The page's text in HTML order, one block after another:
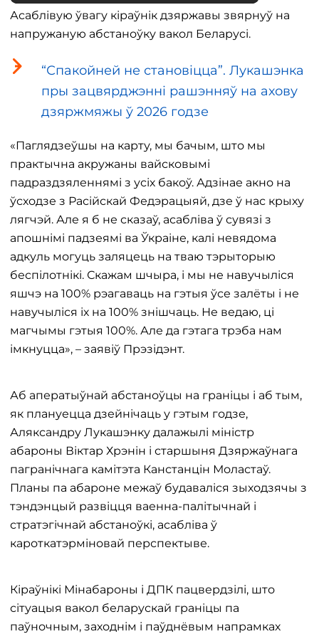
Асаблівую ўвагу кіраўнік дзяржавы звярнуў на
напружаную абстаноўку вакол Беларусі.
“Спакойней не становіцца”. Лукашэнка
пры зацвярджэнні рашэнняў на ахову
дзяржмяжы ў 2026 годзе
«Паглядзеўшы на карту, мы бачым, што мы
практычна акружаны вайсковымі
падраздзяленнямі з усіх бакоў. Адзінае акно на
ўсходзе з Расійскай Федэрацыяй, дзе ў нас крыху
лягчэй. Але я б не сказаў, асабліва ў сувязі з
апошнімі падзеямі ва Ўкраіне, калі невядома
адкуль могуць заляцець на тваю тэрыторыю
беспілотнікі. Скажам шчыра, і мы не навучыліся
яшчэ на 100% рэагаваць на гэтыя ўсе залёты і не
навучыліся іх на 100% знішчаць. Не ведаю, ці
магчымы гэтыя 100%. Але да гэтага трэба нам
імкнуцца», – заявіў Прэзідэнт.
Аб аператыўнай абстаноўцы на граніцы і аб тым,
як плануецца дзейнічаць у гэтым годзе,
Аляксандру Лукашэнку далажылі міністр
абароны Віктар Хрэнін і старшыня Дзяржаўнага
пагранічнага камітэта Канстанцін Моластаў.
Планы па абароне межаў будаваліся зыходзячы з
тэндэнцый развіцця ваенна-палітычнай і
стратэгічнай абстаноўкі, асабліва ў
кароткатэрміновай перспектыве.
Кіраўнікі Мінабароны і ДПК пацвердзілі, што
сітуацыя вакол беларускай граніцы па
паўночным, заходнім і паўднёвым напрамках